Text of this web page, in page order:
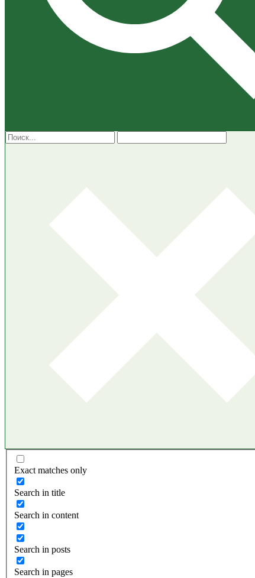
Exact matches only
Search in title
Search in content
Search in posts
Search in pages